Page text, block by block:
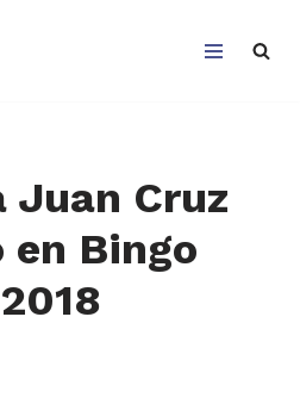
Juan Cruz
Bingo